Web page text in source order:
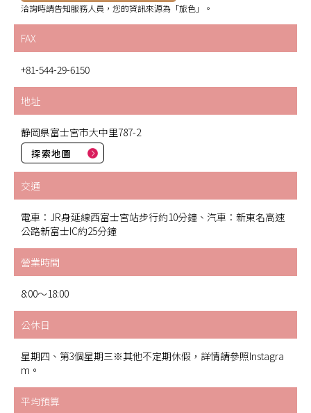
洽詢時請告知服務人員，您的資訊來源為「旅色」。
FAX
+81-544-29-6150
地址
静岡県富士宮市大中里787-2
探索地圖
交通
電車：JR身延線西富士宮站步行約10分鐘、汽車：新東名高速
公路新富士IC約25分鐘
營業時間
8:00～18:00
公休日
星期四、第3個星期三※其他不定期休假，詳情請參照Instagra
m。
平均預算